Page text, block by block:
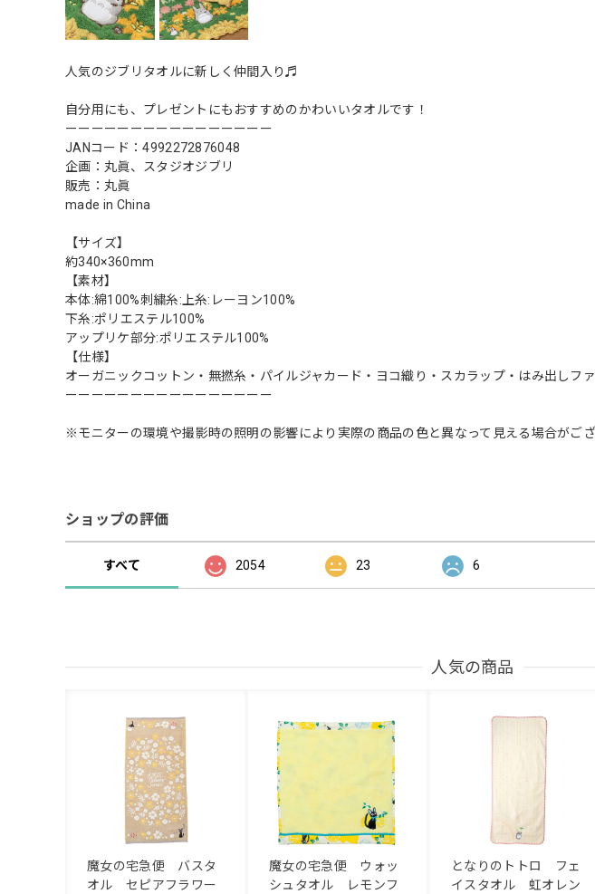
人気のジブリタオルに新しく仲間入り♬
自分用にも、プレゼントにもおすすめのかわいいタオルです！
ーーーーーーーーーーーーーーーー
JANコード：4992272876048
企画：丸眞、スタジオジブリ
販売：丸眞
made in China
【サイズ】
約340×360mm
【素材】
本体:綿100%刺繍糸:上糸:レーヨン100%
下糸:ポリエステル100%
アップリケ部分:ポリエステル100%
【仕様】
オーガニックコットン・無撚糸・パイルジャカード・ヨコ織り・スカラップ・はみ出しフ
ーーーーーーーーーーーーーーーー
※モニターの環境や撮影時の照明の影響により実際の商品の色と異なって見える場合がご
ショップの評価
すべて 2054 23 6
人気の商品
魔女の宅急便 バスタ
オル セピアフラワー
魔女の宅急便 ウォッ
シュタオル レモンフ
となりのトトロ フェ
イスタオル 虹オレン